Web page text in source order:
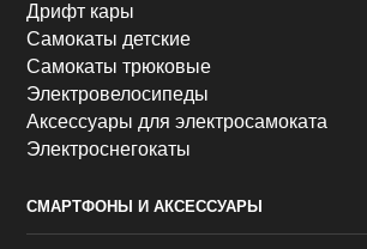
Дрифт кары
Самокаты детские
Самокаты трюковые
Электровелосипеды
Аксессуары для электросамоката
Электроснегокаты
СМАРТФОНЫ И АКСЕССУАРЫ